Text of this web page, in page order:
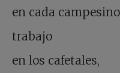
en cada
trabajo
en los cafetales,